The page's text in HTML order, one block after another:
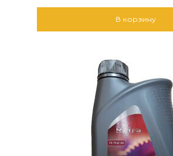
В корзину